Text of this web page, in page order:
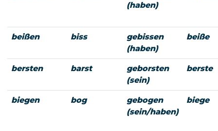
(haben)
beißen biss
gebissen
(haben)
beiße
bersten barst
geborsten
(sein)
berste
biegen bog
gebogen
(sein/haben)
biege